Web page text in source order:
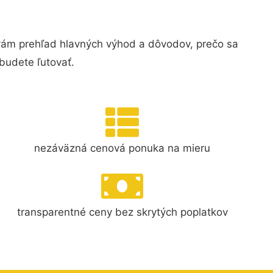
prehľad hlavných výhod a dôvodov, prečo sa
ľutovať.
nezáväzná cenová ponuka na mieru
transparentné ceny bez skrytých poplatkov